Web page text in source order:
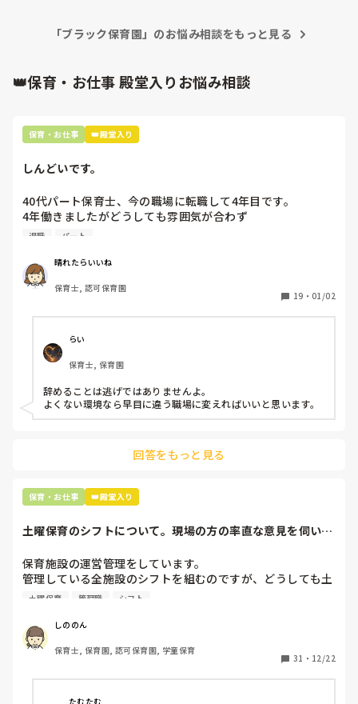
張っています。
レアケースでしょうか？
のような症状もあります。早く辞めればいいのに、と思う方
しては明日にでも辞めたいのですが、伝えてからいつ頃退職
出来るのでしょうか？
きますか？
自分の情緒が安定してこそ、仕事ができると思うので、まずは
ご自分の体調を整えてくださいね。
「ブラック保育園」のお悩み相談をもっと見る
👑保育・お仕事 殿堂入りお悩み相談
保育・お仕事 👑殿堂入り
しんどいです。
40代パート保育士、今の職場に転職して4年目です。
4年働きましたがどうしても雰囲気が合わず
退職しようと思っています。
周りの職員は、勤続10年以上から何十年という先生がほとん
どです。
保護者子どもの愚痴悪口が多く、
今で言う不適切保育も
仕方ないよね
もう何も言わずに
子どもの言いなりになればいいんだね
などいう意見で…
上の先生に相談することは難しそうです。
最後の職場にしようと思っていましたが
辞めることは逃げ、と、過去辞めた人も何年も言われ続けて
います
退職 パート
晴れたらいいね
保育士, 認可保育園
19 ・ 01/02
らい
保育士, 保育園
辞めることは逃げではありませんよ。
よくない環境なら早目に違う職場に変えればいいと思います。
回答をもっと見る
保育・お仕事 👑殿堂入り
土曜保育のシフトについて。現場の方の率直な意見を伺いた
保育施設の運営管理をしています。
管理している全施設のシフトを組むのですが、どうしても土
曜保育だけは入れる方が少なく、いつも苦労しています。
て入職しているはずですが、いざ勤務が始まると一日も土曜
出勤が出来ない方ばかりです。
①土曜日の希望休は2日まで、と制限をかける
②毎月、必ず土曜保育に入ることのできる日を1日だけピッ
土曜保育 管理職 シフト
しののん
保育士, 保育園, 認可保育園, 学童保育
31 ・ 12/22
たむたむ